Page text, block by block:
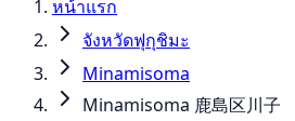
หน้าแรก
จังหวัดฟุกุชิมะ
Minamisoma
Minamisoma 鹿島区川子